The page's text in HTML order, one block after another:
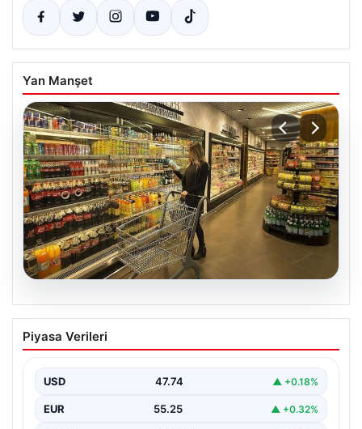
Yan Manşet
07.08.2026
Enflasyon verileri ne zaman
açıklanacak? 2026 TÜİK mart ayı
Piyasa Verileri
USD 47.74 ▲ +0.18%
EUR 55.25 ▲ +0.32%